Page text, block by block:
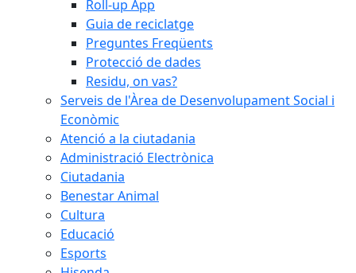
Roll-up App
Guia de reciclatge
Preguntes Freqüents
Protecció de dades
Residu, on vas?
Serveis de l'Àrea de Desenvolupament Social i
Econòmic
Atenció a la ciutadania
Administració Electrònica
Ciutadania
Benestar Animal
Cultura
Educació
Esports